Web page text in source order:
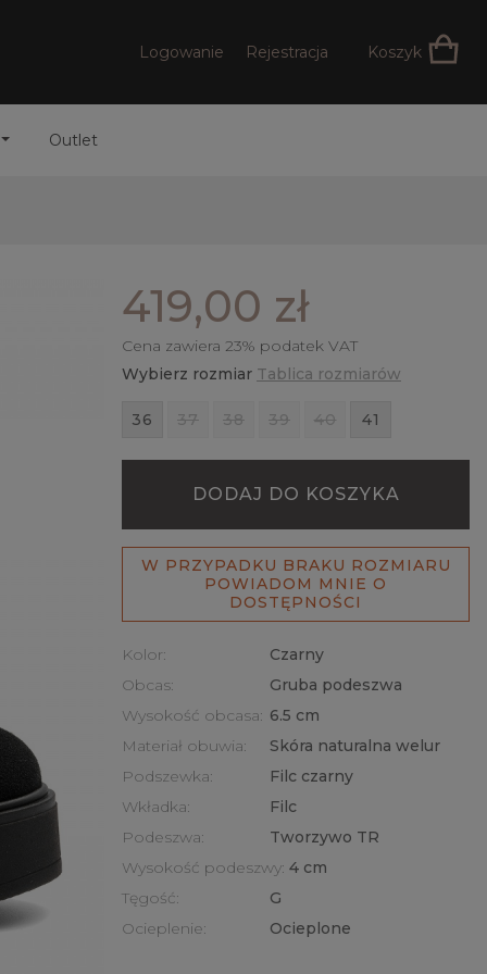
Logowanie Rejestracja Koszyk
Outlet
419,00 zł
Cena zawiera 23% podatek VAT
Wybierz rozmiar Tablica rozmiarów
36 37 38 39 40 41
DODAJ DO KOSZYKA
W PRZYPADKU BRAKU ROZMIARU
POWIADOM MNIE O
DOSTĘPNOŚCI
Kolor:
Czarny
Obcas:
Gruba podeszwa
Wysokość obcasa: 6.5 cm
Materiał obuwia:
Skóra naturalna welur
Podszewka:
Filc czarny
Wkładka:
Filc
Podeszwa:
Tworzywo TR
Wysokość podeszwy: 4 cm
Tęgość:
G
Ocieplenie:
Ocieplone